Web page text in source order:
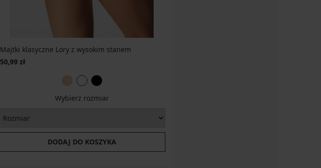
Majtki klasyczne Lory z wysokim stanem
50,99 zł
Wybierz rozmiar
DODAJ DO KOSZYKA